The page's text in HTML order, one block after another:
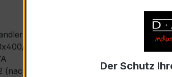
(Busbar/Schienenmontage) – EASKD
1 A (Primärnennstrom 400 A pro
(nach IEC/EN 61869-2 bzw. DIN EN 61869-
Der Schutz